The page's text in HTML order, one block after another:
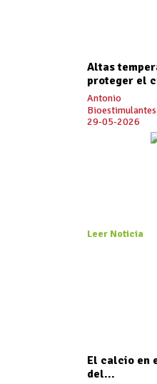
Altas
proteger el
Antonio
Bioestimulantes
29-05-2026
Leer Noticia
El calcio en
del...